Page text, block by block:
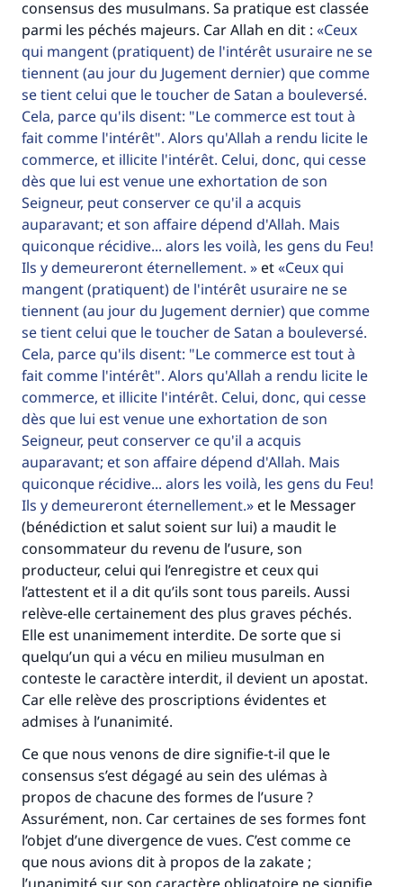
consensus des musulmans. Sa pratique est classée
parmi les péchés majeurs. Car Allah en dit :
Ceux
qui mangent (pratiquent) de l'intérêt usuraire ne se
tiennent (au jour du Jugement dernier) que comme
se tient celui que le toucher de Satan a bouleversé.
Cela, parce qu'ils disent: "Le commerce est tout à
fait comme l'intérêt". Alors qu'Allah a rendu licite le
commerce, et illicite l'intérêt. Celui, donc, qui cesse
dès que lui est venue une exhortation de son
Seigneur, peut conserver ce qu'il a acquis
auparavant; et son affaire dépend d'Allah. Mais
quiconque récidive... alors les voilà, les gens du Feu!
Ils y demeureront éternellement.
et Ceux qui
mangent (pratiquent) de l'intérêt usuraire ne se
tiennent (au jour du Jugement dernier) que comme
se tient celui que le toucher de Satan a bouleversé.
Cela, parce qu'ils disent: "Le commerce est tout à
fait comme l'intérêt". Alors qu'Allah a rendu licite le
commerce, et illicite l'intérêt. Celui, donc, qui cesse
dès que lui est venue une exhortation de son
Seigneur, peut conserver ce qu'il a acquis
auparavant; et son affaire dépend d'Allah. Mais
quiconque récidive... alors les voilà, les gens du Feu!
Ils y demeureront éternellement.
et le Messager
(bénédiction et salut soient sur lui) a maudit le
consommateur du revenu de l’usure, son
producteur, celui qui l’enregistre et ceux qui
l’attestent et il a dit qu’ils sont tous pareils. Aussi
relève-elle certainement des plus graves péchés.
Elle est unanimement interdite. De sorte que si
quelqu’un qui a vécu en milieu musulman en
conteste le caractère interdit, il devient un apostat.
Car elle relève des proscriptions évidentes et
admises à l’unanimité.
Ce que nous venons de dire signifie-t-il que le
consensus s’est dégagé au sein des ulémas à
propos de chacune des formes de l’usure ?
Assurément, non. Car certaines de ses formes font
l’objet d’une divergence de vues. C’est comme ce
que nous avions dit à propos de la zakate ;
Faites une différence dans la vie de
millions de personnes grâce à votre
contribution
Aidez nous à apporter des réponses.
Le Messager d'Allah (Paix sur lui) a dit:
"Celui qui indique une bonne action obtient la
même récompense que celui qui le fait."
(MOUSLIM 1893)
Soutenez IslamQA